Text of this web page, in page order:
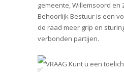
gemeente, Willemsoord en
Behoorlijk Bestuur is een
de raad meer grip en
verbonden partijen.
VRAAG Kunt u een